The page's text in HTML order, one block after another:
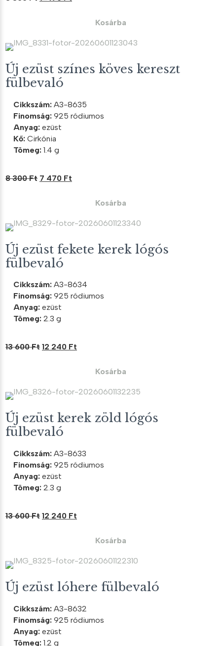
300 Ft. 470 Ft.
Kosárba
Új ezüst színes köves kereszt
fülbevaló
Cikkszám: A3-8635
Finomság: 925 ródiumos
Anyag: ezüst
Kő: Cirkónia
Tömeg: 1.4 g
8 300Ft Original
300 Ft.
7 470 Ft
470 Ft.
Kosárba
Új ezüst fekete kerek lógós
fülbevaló
Cikkszám: A3-8634
Finomság: 925 ródiumos
Anyag: ezüst
Tömeg: 2.3 g
13 600Ft Original
600 Ft.
12 240 Ft
240 Ft.
Kosárba
Új ezüst kerek zöld lógós
fülbevaló
Cikkszám: A3-8633
Finomság: 925 ródiumos
Anyag: ezüst
Tömeg: 2.3 g
13 600Ft Original
600 Ft.
12 240 Ft
240 Ft.
Kosárba
Új ezüst lóhere fülbevaló
Cikkszám: A3-8632
Finomság: 925 ródiumos
Anyag: ezüst
Tömeg: 1.2 g